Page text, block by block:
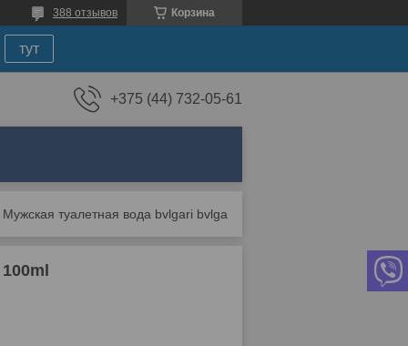
Корзина
388 отзывов
тут
+375 (44) 732-05-61